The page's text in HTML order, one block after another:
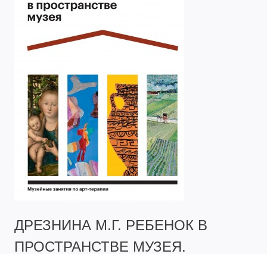
ДРЕЗНИНА М.Г. РЕБЕНОК В
ПРОСТРАНСТВЕ МУЗЕЯ.